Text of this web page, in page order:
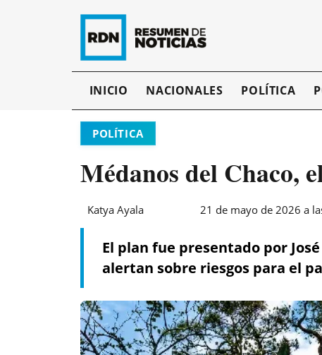
INICIO NACIONALES POLÍTICA
POLÍTICA
Médanos del Chaco,
Katya Ayala 21 de mayo de 2026 a
El plan fue presentado por
alertan sobre riesgos para el